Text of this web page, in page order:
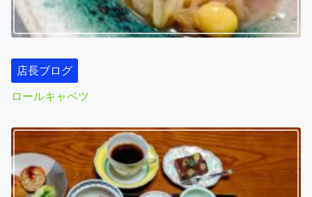
店長ブログ
ロールキャベツ